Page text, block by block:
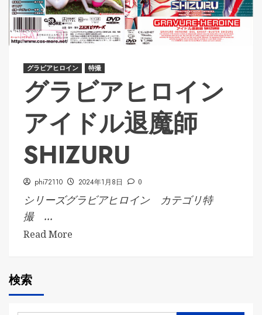
グラビアヒロイン 特撮
グラビアヒロイン
アイドル退魔師
SHIZURU
phi72110 2024年1月8日 0
シリーズグラビアヒロイン カテゴリ特
撮 ...
Read More
検索